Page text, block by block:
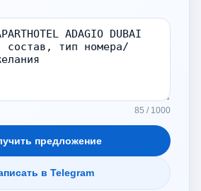
85 / 1000
предложение
в Telegram